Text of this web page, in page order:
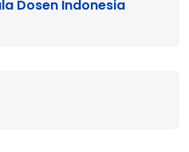
Dosen Indonesia